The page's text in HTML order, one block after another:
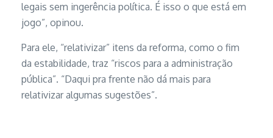
legais sem ingerência política. É isso o que está em
jogo”, opinou.
Para ele, “relativizar” itens da reforma, como o fim
da estabilidade, traz “riscos para a administração
pública”. “Daqui pra frente não dá mais para
relativizar algumas sugestões”.